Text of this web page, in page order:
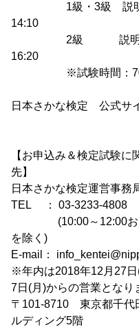
1級・3級 説明
14:10
2級 説明15:00
16:20
※試験時間：70
日本さかな検定 公式サ
【お申込み＆検定試験
先】
日本さかな検定運営事務
TEL ： 03-3233-4808
(10:00～12:00およ
を除く)
E-mail：
※年内は2018年12月27日
7日(月)からの営業となり
〒101-8710 東京都千代
ルディング5階